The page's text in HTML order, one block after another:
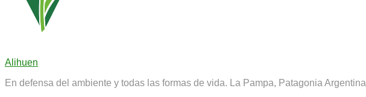
Alihuen
En defensa del ambiente y todas las formas de vida. La Pampa, Patagonia Argentina